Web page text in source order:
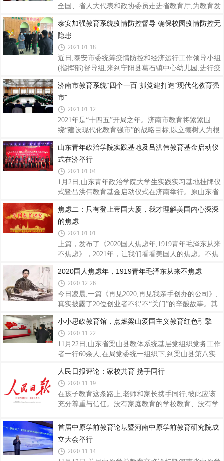
是嘉应学院打造的一个弘扬国旗文化、宣传国防知识
化的志愿服务项目。自2018年9月创建以来,该项目依
托“走入校园+记录宣传+引领自觉=弘扬国旗文化”的
模式,以新媒体技术为媒介,借助i志愿
全国、省人大代表和政协委员走进省教育厅,为教育发
教育厅党组书记、厅长邓云锋,省委教育工委副书记,
省教育厅党组副书记、副厅长冯继康和有关处室负责
人与代表委员们面对面交流座谈,并向代表委员们通报
了2020年我省教育改革发展情况和省教育厅人大建议
政协提案办理情况。与会代表委员认真听取汇报,踊跃
聘、教师减负、校长职级制改革、中小学生近视防
控、学生资助、特色高中建设、职业教育产
泰安加强教育系统疫情防控督导 确保校园疫情防控无
隐患
2021-01-18
近日,泰安市委统筹疫情防控和经济运行工作领导小组
(指挥部)督导组,来到宁阳县葛石镇中心幼儿园,进行疫
阅资料、现场查看等方式,对幼儿园疫情防控、安全稳
定等工作进行了督导、检查。督导组成员来到“防控
物质储备室”,查看防控“物质储备”、“留观室”等情况,
检查幼儿园食堂卫生的消杀情况和食品安全管理情
况。督导组对中心幼儿园新冠肺炎疫情常态化防控和
梳理疫情常态化防控工作的短板漏洞,抓紧整改落实及
时报送整改落实报告;严格落实师生
济南市教育系统“四个一百”抓党建打造“现代化教育强
市”
2021-01-12
2021年是“十四五”开局之年。济南市教育将紧紧围
绕“建设现代化教育强市”的战略目标,以立德树人为根
坚持把方向、提质量、优服务、强治理,不断提高群众
教育满意度,锻造教育现代化的“济南品牌”,为打造“五
个济南”,建设“大强美富通”现代化国际大都市做出教
育应有的贡献。一是抓根本提站位,全面加强教育系统
党的建设。开展“四个一百”系列活动,建设100个党建
100场红色宣讲,用习近平新时代中国特色社会主义思
想铸魂育人。今年济南市将推
山东青年政治学院实践基地及吕洪伟教育基金启动仪
式在济举行
2021-01-04
1月2日,山东青年政治学院大学生实践实习基地挂牌仪
式暨吕洪伟教育基金启动仪式在济南举行。原山东省
记高峰、济南市工商联副主席韩光美和吕洪伟一起,共
同在为山东青年政治学院吕洪伟教育基金揭牌。原山
东省委常委、山东省军区政委何法祥少将,原山东省军
区副司令胡述安少将、原山东省军区副政委幸胜标少
将、原山东省军区参谋长金培昌少将、原济南军区装
部政委穆振河少将和原济南军区装备部副部长姚根树
少将,专门创作了书法作品,以示祝贺。近
焦虑二：只有登上帝国大厦，我才理解美国内心深深
的焦虑
2021-01-01
上篇，发布了《2020国人焦虑年,1919青年毛泽东从来
不焦虑》，2021年，让我们看看美国人的焦虑。不焦
台去年暑假,我带儿子去了一趟纽约。其中最重要的行
程就是参观帝国大厦。去纽约之前,他问我,纽约是一
个什么样的城市?我说,它是美国最大的城市,被称为世
界的首都。登上帝国大厦景观平台,望着远处鳞次栉比
有当初登上“上海环球金融中心”时那种兴奋。只是冷
冷地说:就这?他看了我一眼,也许是怕我扫兴,他就改口
说,嗯,还不错。那一刻,我突然意识到
2020国人焦虑年，1919青年毛泽东从来不焦虑
2020-12-26
今日凌晨,一篇《再见2020,再见我亲手创办的公司》,
真实披露了20位创业者不得不“关门”的辛酸故事。其
间倒塌》、《如果能幸福地生活,谁愿意创业?》;那些
最难熬的时刻《我没办法找一个伤痕累累的人要
钱》、《刚建好的幼儿园没法开业,老师一个个跳槽去
做直播》;我为什么没熬过2020?《总想着烧钱做规模,
醉金迷从头开始》。……每一篇,字字句句,无不透骨
刻划焦虑、滴血的内心。2020年20人的“关门”故事,我
在早上黄金时间认真看到结尾。2020年
小小思政教育馆，点燃梁山爱国主义教育红色引擎
2020-11-22
11月22日,山东省梁山县教体系统基层党组织党务工作
者一行60余人,在局党委统一组织下,到梁山县第八实
实验小学重视党建引领,点燃学校发展的红色引擎,落
实立德树人根本任务,传承红色基因,形成了“红色德
育”特色。为了弘扬伟大的红船精神、沂蒙精神和抗
疫精神,学校开辟了思政教育馆,精心设计了“红船
校新时代爱国主义教育基地和精神文明建设的窗口。
【红船颂】秀水泱泱,红船依旧。南湖红船,是中国共
产党的母亲船,是共产党人梦开始的地方。
人民日报评论：家校共育 携手同行
2020-11-19
在孩子教育这条路上,老师和家长携手同行,彼此应该
充分尊重与信任。没有家庭教育的学校教育、没有学
使命。现实中,一些教师和家长对家校共育的理解还不
到位。个别教师把分内的工作转嫁给家长,如让家长代
替自己批改学生作业,部分家长成为“编外教师”。个别
家长认为,把孩子送到学校,教育孩子的责任就移交给
首届中原学前教育论坛暨河南中原学前教育研究院成
立大会举行
2020-11-14